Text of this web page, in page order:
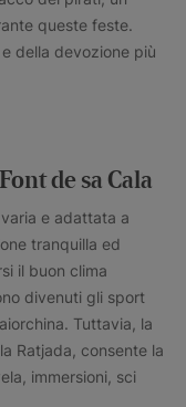
queste feste.
della devozione più
de sa Cala
e adattata a
tranquilla ed
il buon clima
divenuti gli sport
Tuttavia, la
Ratjada, consente la
immersioni, sci